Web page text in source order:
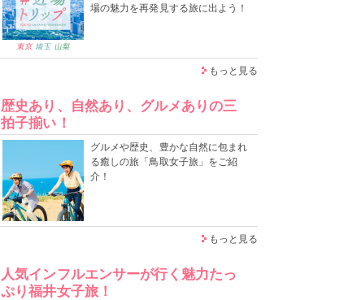
場の魅力を再発見する旅に出よう！
もっと見る
歴史あり、自然あり、グルメありの三
拍子揃い！
グルメや歴史、豊かな自然に包まれ
る癒しの旅「鳥取女子旅」をご紹
介！
もっと見る
人気インフルエンサーが行く魅力たっ
ぷり福井女子旅！